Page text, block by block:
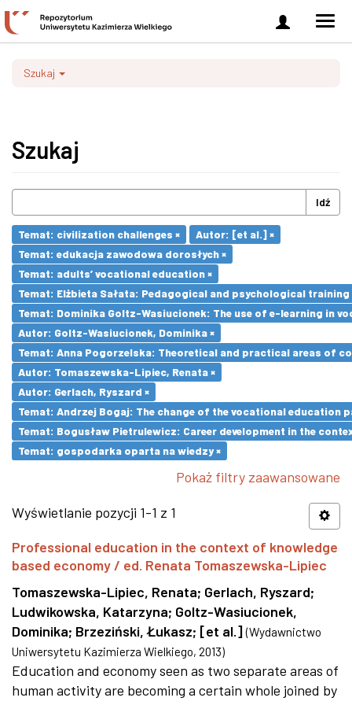
Zaloguj
się
Szukaj
Szukaj
Idź
Temat: civilization challenges ×
Autor: [et al.] ×
Temat: edukacja zawodowa dorosłych ×
Temat: adults’ vocational education ×
Temat: Elżbieta Sałata: Pedagogical and psychological
Temat: Dominika Goltz-Wasiucionek: The use of e-learning in
Autor: Goltz-Wasiucionek, Dominika ×
Temat: Anna Pogorzelska: Theoretical and practical areas of
Autor: Tomaszewska-Lipiec, Renata ×
Autor: Gerlach, Ryszard ×
Temat: Andrzej Bogaj: The change of the vocational education
Temat: Bogusław Pietrulewicz: Career development in the
Temat: gospodarka oparta na wiedzy ×
Pokaż filtry zaawansowane
Wyświetlanie pozycji 1-1 z 1
Professional education in the context of knowledge
based economy / ed. Renata Tomaszewska-Lipiec
Tomaszewska-Lipiec, Renata; Gerlach, Ryszard;
Ludwikowska, Katarzyna; Goltz-Wasiucionek,
Dominika; Brzeziński, Łukasz; [et al.] (Wydawnictwo
Uniwersytetu Kazimierza Wielkiego, 2013)
Education and economy seen as two separate areas of
human activity are becoming a certain whole joined by